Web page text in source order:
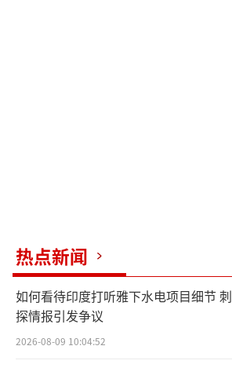
热点新闻
如何看待印度打听雅下水电项目细节 刺
探情报引发争议
2026-08-09 10:04:52